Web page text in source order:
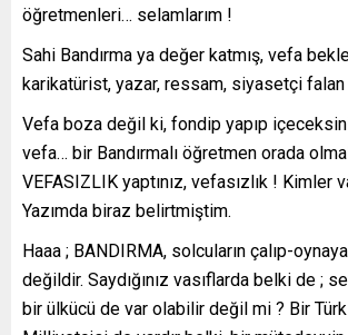
öğretmenleri… selamlarım !
Sahi Bandırma ya değer katmış, vefa
karikatürist, yazar, ressam, siyasetçi falan
Vefa boza değil ki, fondip yapıp
vefa… bir Bandırmalı öğretmen orada
VEFASIZLIK yaptınız, vefasızlık ! Kimler
Yazımda biraz belirtmiştim.
Haaa ; BANDIRMA, solcuların çalıp-
değildir. Saydığınız vasıflarda belki de ;
bir ülkücü de var olabilir değil mi ? Bir Türk